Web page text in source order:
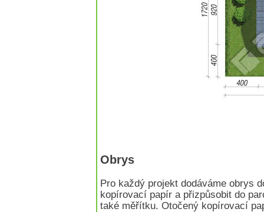
Obrys
Pro každý projekt dodáváme obrys
kopírovací papír a přizpůsobit do
také měřítku. Otočený kopírovací